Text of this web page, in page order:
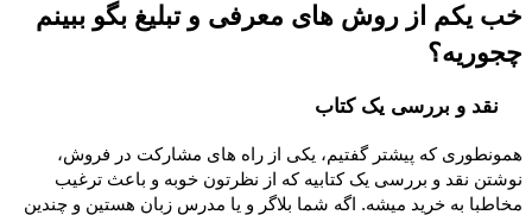
خب یکم از روش های معرفی و تبلیغ بگو ببینم
چجوریه؟
نقد و بررسی یک کتاب
همونطوری که پیشتر گفتیم، یکی از راه های مشارکت در فروش،
نوشتن نقد و بررسی یک کتابیه که از نظرتون خوبه و باعث ترغیب
مخاطبا به خرید میشه. اگه شما بلاگر و یا مدرس زبان هستین و چندین